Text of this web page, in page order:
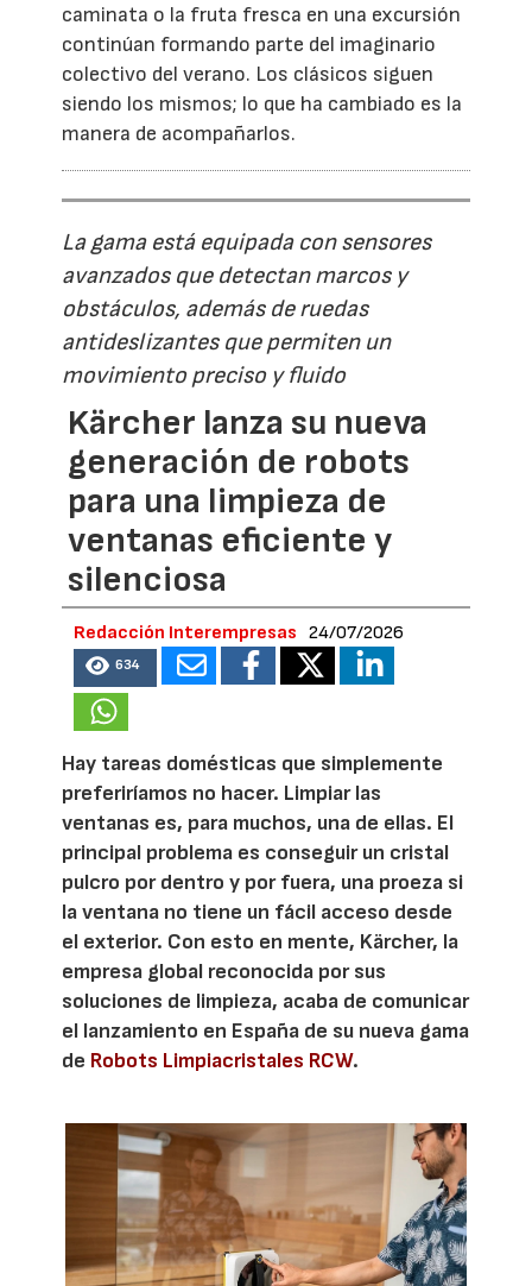
caminata o la fruta fresca en una excursión
continúan formando parte del imaginario
colectivo del verano. Los clásicos siguen
siendo los mismos; lo que ha cambiado es la
manera de acompañarlos.
La gama está equipada con sensores
avanzados que detectan marcos y
obstáculos, además de ruedas
antideslizantes que permiten un
movimiento preciso y fluido
Kärcher lanza su nueva
generación de robots
para una limpieza de
ventanas eficiente y
silenciosa
Redacción Interempresas 24/07/2026
634
Hay tareas domésticas que simplemente
preferiríamos no hacer. Limpiar las
ventanas es, para muchos, una de ellas. El
principal problema es conseguir un cristal
pulcro por dentro y por fuera, una proeza si
la ventana no tiene un fácil acceso desde
el exterior. Con esto en mente, Kärcher, la
empresa global reconocida por sus
soluciones de limpieza, acaba de comunicar
el lanzamiento en España de su nueva gama
de Robots Limpiacristales RCW.